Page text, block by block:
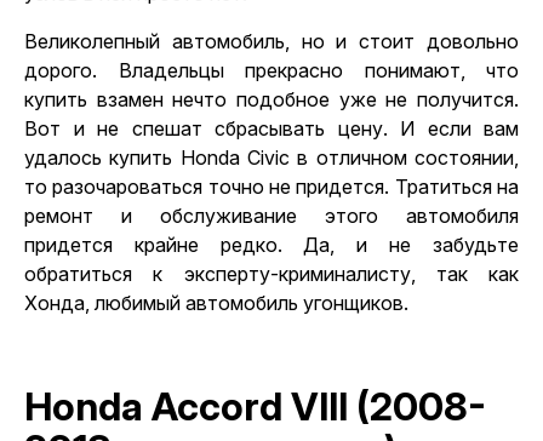
Великолепный автомобиль, но и стоит довольно
дорого. Владельцы прекрасно понимают, что
купить взамен нечто подобное уже не получится.
Вот и не спешат сбрасывать цену. И если вам
удалось купить Honda Civic в отличном состоянии,
то разочароваться точно не придется. Тратиться на
ремонт и обслуживание этого автомобиля
придется крайне редко. Да, и не забудьте
обратиться к эксперту-криминалисту, так как
Хонда, любимый автомобиль угонщиков.
Honda Accord VIII (2008-